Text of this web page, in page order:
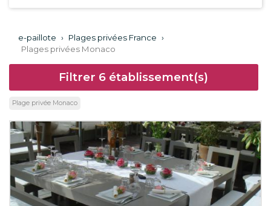
e-paillote › Plages privées France ›
Plages privées Monaco
Filtrer 6 établissement(s)
Plage privée Monaco